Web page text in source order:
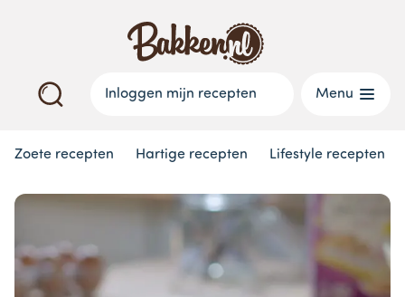
Inloggen mijn recepten Menu
Zoete recepten Hartige recepten Lifestyle recepten